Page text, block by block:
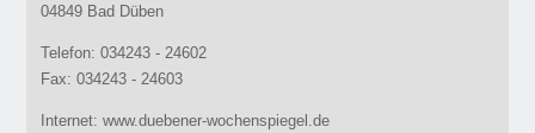
04849 Bad Düben
Telefon: 034243 - 24602
Fax: 034243 - 24603
Internet: www.duebener-wochenspiegel.de